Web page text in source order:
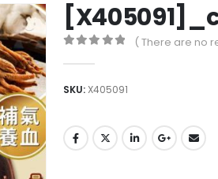
( There are no
SKU:X405091